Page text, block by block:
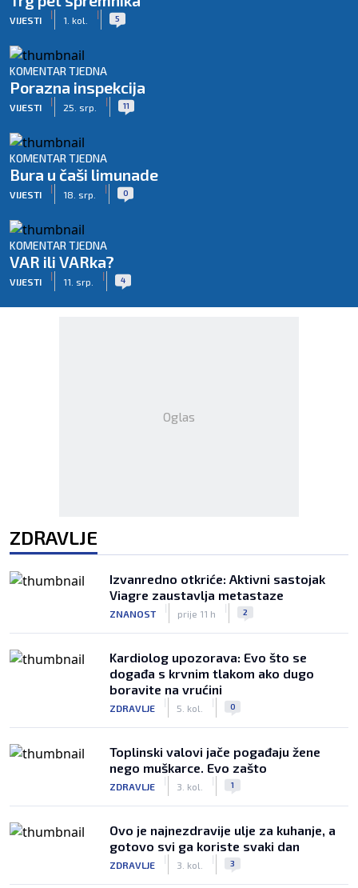
VIJESTI
|
1. kol.
| 5
KOMENTAR TJEDNA
Porazna inspekcija
VIJESTI
|
25. srp.
| 11
KOMENTAR TJEDNA
Bura u čaši limunade
VIJESTI
|
18. srp.
| 0
KOMENTAR TJEDNA
VAR ili VARka?
VIJESTI
|
11. srp.
| 4
Oglas
ZDRAVLJE
Izvanredno otkriće: Aktivni sastojak
Viagre zaustavlja metastaze
ZNANOST
|
prije 11 h
| 2
Kardiolog upozorava: Evo što se
događa s krvnim tlakom ako dugo
boravite na vrućini
ZDRAVLJE
|
5. kol.
| 0
Toplinski valovi jače pogađaju žene
nego muškarce. Evo zašto
ZDRAVLJE
|
3. kol.
| 1
Ovo je najnezdravije ulje za kuhanje, a
gotovo svi ga koriste svaki dan
ZDRAVLJE
|
3. kol.
| 3